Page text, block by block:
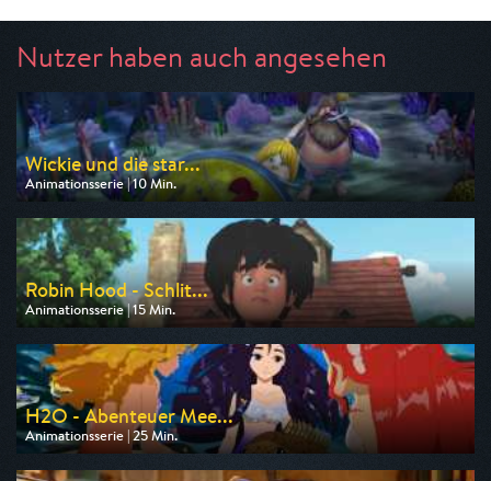
Nutzer haben auch angesehen
Wickie und die star...
Animationsserie | 10 Min.
Ausgestrahlt von ZDF
am 09.08.2026, 07:00
Robin Hood - Schlit...
Animationsserie | 15 Min.
Ausgestrahlt von ZDF
am 08.08.2026, 08:20
H2O - Abenteuer Mee...
Animationsserie | 25 Min.
Ausgestrahlt von ZDF
am 08.08.2026, 08:45